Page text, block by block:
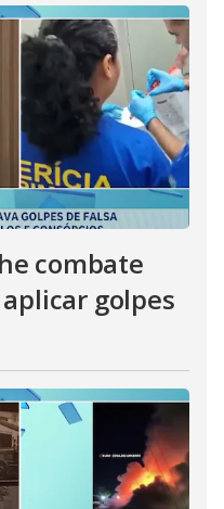
combate
golpes